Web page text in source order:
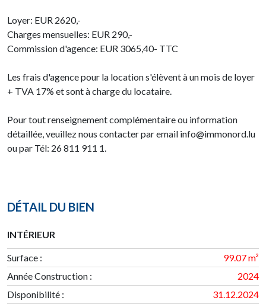
Loyer: EUR 2620,-
Charges mensuelles: EUR 290,-
Commission d'agence: EUR 3065,40- TTC
Les frais d'agence pour la location s'élèvent à un mois de loyer
+ TVA 17% et sont à charge du locataire.
Pour tout renseignement complémentaire ou information
détaillée, veuillez nous contacter par email info@immonord.lu
ou par Tél: 26 811 911 1.
DÉTAIL DU BIEN
INTÉRIEUR
Surface :
99.07 m²
Année Construction :
2024
Disponibilité : 31.12.2024